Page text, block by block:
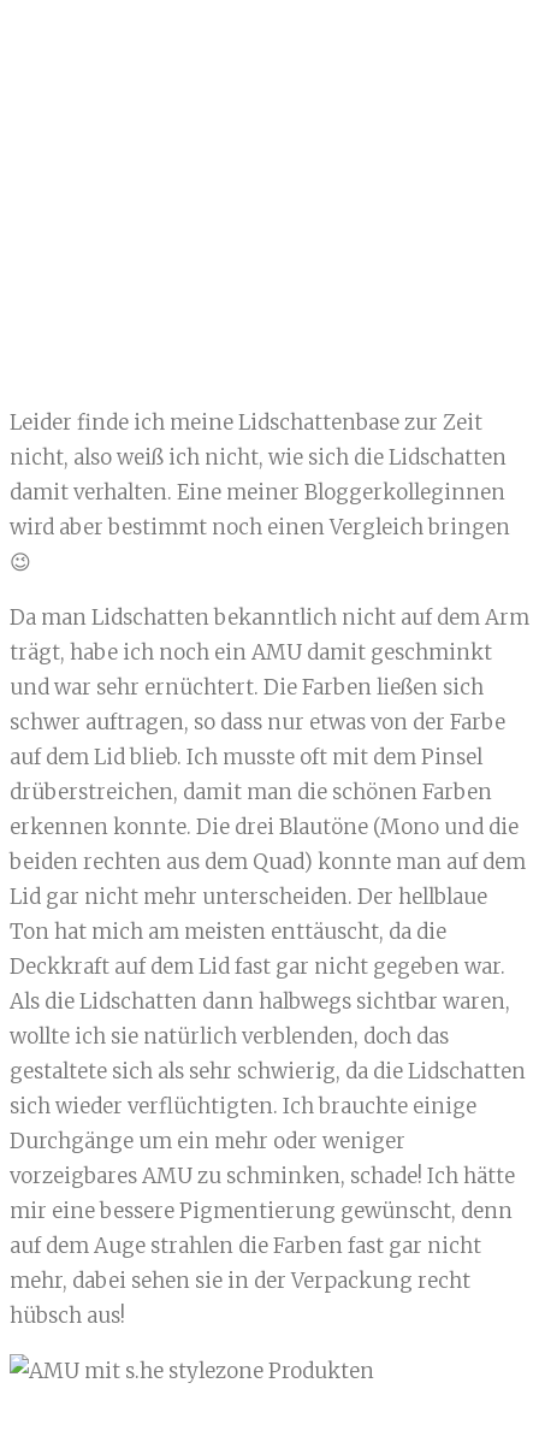
Leider finde ich meine Lidschattenbase zur Zeit
nicht, also weiß ich nicht, wie sich die Lidschatten
damit verhalten. Eine meiner Bloggerkolleginnen
wird aber bestimmt noch einen Vergleich bringen
😉
Da man Lidschatten bekanntlich nicht auf dem Arm
trägt, habe ich noch ein AMU damit geschminkt
und war sehr ernüchtert. Die Farben ließen sich
schwer auftragen, so dass nur etwas von der Farbe
auf dem Lid blieb. Ich musste oft mit dem Pinsel
drüberstreichen, damit man die schönen Farben
erkennen konnte. Die drei Blautöne (Mono und die
beiden rechten aus dem Quad) konnte man auf dem
Lid gar nicht mehr unterscheiden. Der hellblaue
Ton hat mich am meisten enttäuscht, da die
Deckkraft auf dem Lid fast gar nicht gegeben war.
Als die Lidschatten dann halbwegs sichtbar waren,
wollte ich sie natürlich verblenden, doch das
gestaltete sich als sehr schwierig, da die Lidschatten
sich wieder verflüchtigten. Ich brauchte einige
Durchgänge um ein mehr oder weniger
vorzeigbares AMU zu schminken, schade! Ich hätte
mir eine bessere Pigmentierung gewünscht, denn
auf dem Auge strahlen die Farben fast gar nicht
mehr, dabei sehen sie in der Verpackung recht
hübsch aus!